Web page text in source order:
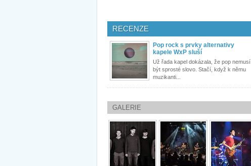
RECENZE
Pop rock s prvky alternativy
kapele WxP sluší
Už řada kapel dokázala, že pop nemusí
být sprosté slovo. Stačí, když k němu
muzikanti...
GALERIE